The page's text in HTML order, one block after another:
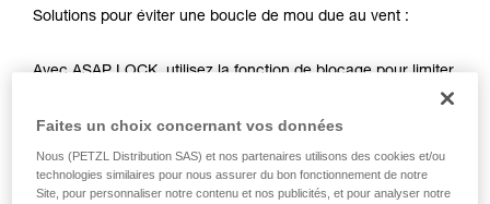
la manipulation, seul, en toute sécurité, avant
liées à votre activité. Il peut en exister d’autres
Solutions pour éviter une boucle de mou due au vent :
Avec ASAP LOCK, utilisez la fonction de blocage pour limiter
n'empêche pas les déplacements de l'utilisateur vers le
Avec ASAP, sans fonction de blocage, d’autres techniques
Faites un choix concernant vos données
Nous (PETZL Distribution SAS) et nos partenaires utilisons des cookies et/ou
technologies similaires pour nous assurer du bon fonctionnement de notre
Site, pour personnaliser notre contenu et nos publicités, et pour analyser notre